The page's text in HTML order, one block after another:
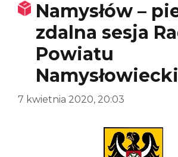
Namysłów –
zdalna sesja
Powiatu
7 kwietnia 2020, 20:03